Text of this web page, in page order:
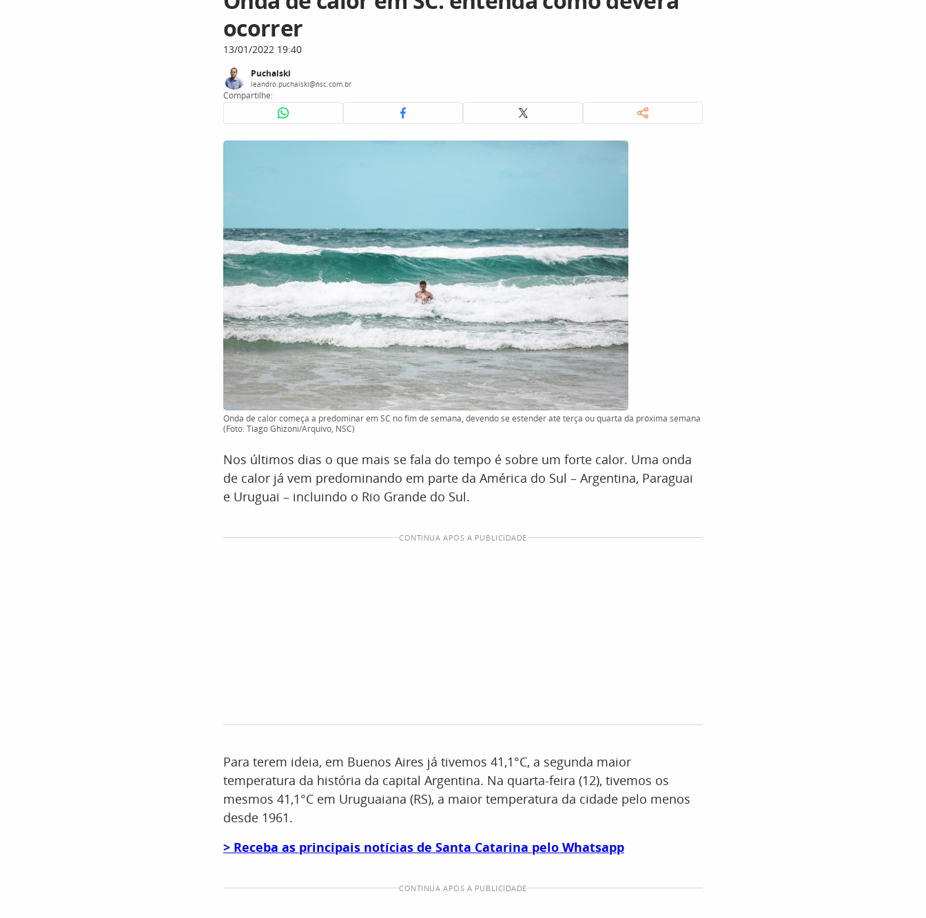
ocorrer
13/01/2022 19:40
Puchalski
leandro.puchalski@nsc.com.br
Compartilhe:
Onda de calor começa a predominar em SC no fim de semana, devendo se estender até terça ou quarta da próxima semana
(Foto: Tiago Ghizoni/Arquivo, NSC)
Nos últimos dias o que mais se fala do tempo é sobre um forte calor. Uma onda
de calor já vem predominando em parte da América do Sul – Argentina, Paraguai
e Uruguai – incluindo o Rio Grande do Sul.
CONTINUA APÓS A PUBLICIDADE
Para terem ideia, em Buenos Aires já tivemos 41,1°C, a segunda maior
temperatura da história da capital Argentina. Na quarta-feira (12), tivemos os
mesmos 41,1°C em Uruguaiana (RS), a maior temperatura da cidade pelo menos
desde 1961.
> Receba as principais notícias de Santa Catarina pelo Whatsapp
CONTINUA APÓS A PUBLICIDADE